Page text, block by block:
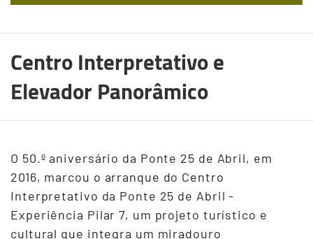
Centro Interpretativo e
Elevador Panorâmico
O 50.º aniversário da Ponte 25 de Abril, em
2016, marcou o arranque do Centro
Interpretativo da Ponte 25 de Abril -
Experiência Pilar 7, um projeto turístico e
cultural que integra um miradouro